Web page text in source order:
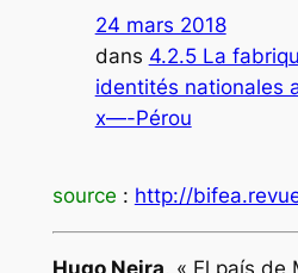
24 mars 2018
dans 4.2.5 La
identités nationales
x—-Pérou
source : http://